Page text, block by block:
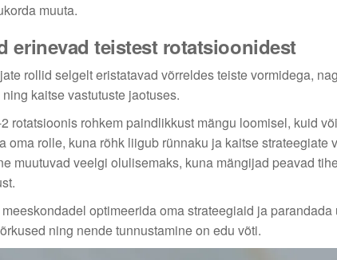
muuta.
erinevad teistest rotatsioonidest
rollid selgelt eristatavad võrreldes teiste vormidega,
kaitse vastutuste jaotuses.
rotatsioonis rohkem paindlikkust mängu loomisel, kuid
oma rolle, kuna rõhk liigub rünnaku ja kaitse strateegiate
muutuvad veelgi olulisemaks, kuna mängijad peavad
optimeerida oma strateegiaid ja
ning nende tunnustamine on edu võti.